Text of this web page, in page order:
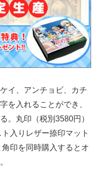
イ、アンチョビ、カチ
を入れることができ、
。丸印（税別3580円）
入りレザー捺印マット
角印を同時購入するとオ